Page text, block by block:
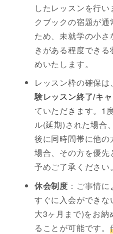
したレッスンを行
クブックの宿題が
ため、未就学の小
きがある程度でき
めいたします。
レッスン枠の確保は、
験レッスン終了/キ
ていただきます。1
ル(延期)された場合
後に同時間帯に他
場合、その方を優先
予めご了承ください。
休会制度 ：ご事情
すぐに入会ができ
大3ヶ月まで)をお納
ることが可能です。